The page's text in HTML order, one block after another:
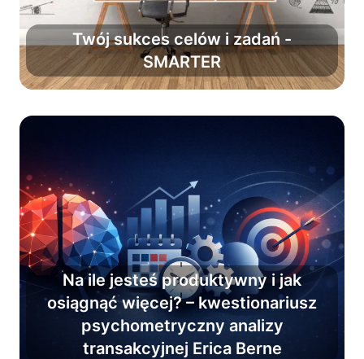
Twój sukces celów i zadań -
SMARTER
Zwiększ powodzenie planów o 90%.
Na ile jesteś produktywny i jak
osiągnąć więcej? – kwestionariusz
psychometryczny analizy
transakcyjnej Erica Berne
Poznaj tajemnicę produktywnej
postawy i osiągnij komunikacyjną
efektywność.